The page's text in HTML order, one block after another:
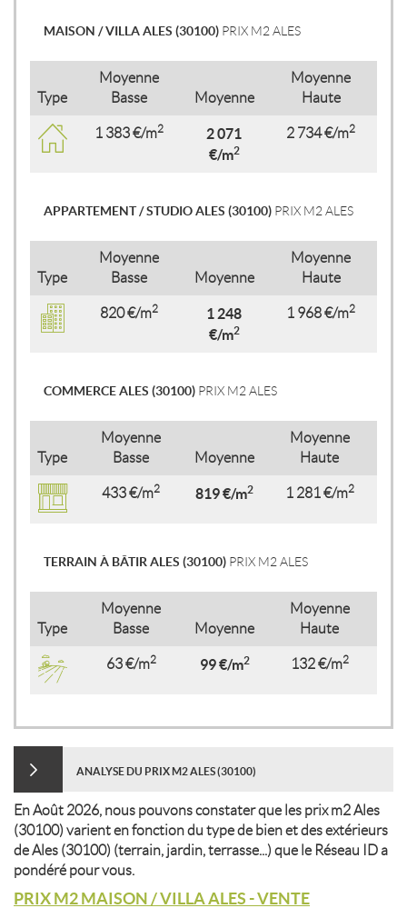
MAISON / VILLA ALES (30100) PRIX M2 ALES
Type
Moyenne
Basse
Moyenne
Moyenne
Haute
1 383 €/m2
2 071
€/m2
2 734 €/m2
APPARTEMENT / STUDIO ALES (30100) PRIX M2 ALES
Type
Moyenne
Basse
Moyenne
Moyenne
Haute
820 €/m2
1 248
€/m2
1 968 €/m2
COMMERCE ALES (30100) PRIX M2 ALES
Type
Moyenne
Basse
Moyenne
Moyenne
Haute
433 €/m2 819 €/m2 1 281 €/m2
TERRAIN À BÂTIR ALES (30100) PRIX M2 ALES
Type
Moyenne
Basse
Moyenne
Moyenne
Haute
63 €/m2 99 €/m2 132 €/m2
ANALYSE DU PRIX M2 ALES (30100)
En Août 2026, nous pouvons constater que les prix m2 Ales
(30100) varient en fonction du type de bien et des extérieurs
de Ales (30100) (terrain, jardin, terrasse...) que le Réseau ID a
pondéré pour vous.
PRIX M2 MAISON / VILLA ALES - VENTE